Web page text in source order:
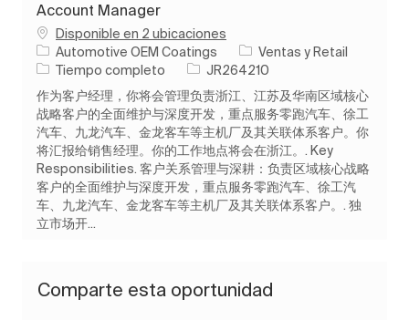
Account Manager
Disponible en 2 ubicaciones
Automotive OEM Coatings
Categoría
Ventas y Retail
Tipo de trabajo
Tiempo completo ID de trabajo
JR264210
作为客户经理，你将会管理负责浙江、江苏及华南区域核心
战略客户的全面维护与深度开发，重点服务零跑汽车、徐工
汽车、九龙汽车、金龙客车等主机厂及其关联体系客户。你
将汇报给销售经理。你的工作地点将会在浙江。. Key
Responsibilities. 客户关系管理与深耕：负责区域核心战略
客户的全面维护与深度开发，重点服务零跑汽车、徐工汽
车、九龙汽车、金龙客车等主机厂及其关联体系客户。. 独
立市场开...
Comparte esta oportunidad